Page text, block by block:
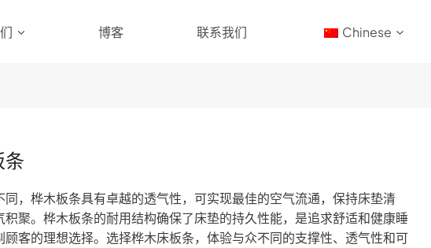
博客 联系我们 Chinese
条
同，桦木板条具有卓越的透气性，可实现最佳的空气流通，保持床垫清
积聚。桦木板条的耐用结构确保了床垫的持久性能，是追求舒适和健康睡
顾客的理想选择。选择桦木床板条，体验与众不同的支撑性、透气性和可